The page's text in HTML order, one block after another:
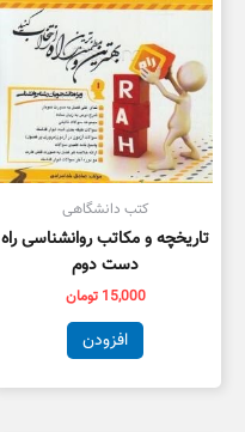
کتب دانشگاهی
تاریخچه و مکاتب روانشناسی راه
دست دوم
15,000 تومان
افزودن